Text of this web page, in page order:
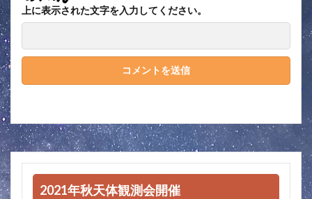
上に表示された文字を入力してください。
2021年秋天体観測会開催